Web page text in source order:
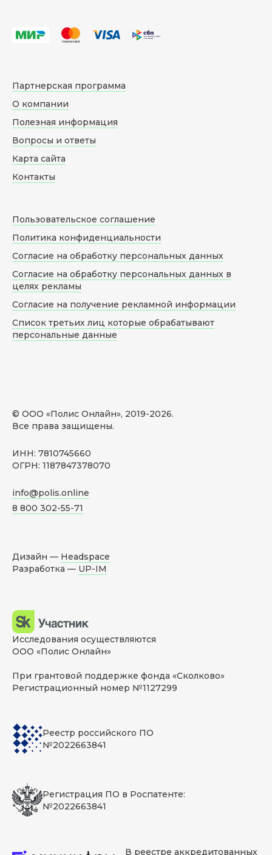
© ООО «Полис Онлайн», 2019-2026.
Все права защищены.
ИНН: 7810745660
ОГРН: 1187847378070
info@polis.online
8 800 302-55-71
Партнерская программа
О компании
Полезная информация
Вопросы и ответы
Карта сайта
Контакты
Пользовательское соглашение
Политика конфиденциальности
Согласие на обработку персональных данных
Согласие на обработку персональных данных в
целях рекламы
Согласие на получение рекламной информации
Список третьих лиц которые обрабатывают
персональные данные
Дизайн — Headspace
Разработка — UP-IM
Исследования осуществляются
ООО «Полис Онлайн»
При грантовой поддержке фонда «Сколково»
Регистрационный номер №1127299
Реестр российского ПО
№2022663841
Регистрация ПО в Роспатенте:
№2022663841
В реестре аккредитованных